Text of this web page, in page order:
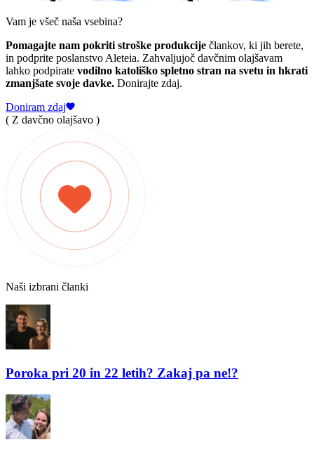
Vam je všeč naša vsebina?
Pomagajte nam pokriti stroške produkcije člankov, ki jih berete,
in podprite poslanstvo Aleteia. Zahvaljujoč davčnim olajšavam
lahko podpirate vodilno katoliško spletno stran na svetu in hkrati
zmanjšate svoje davke. Donirajte zdaj.
Doniram zdaj
( Z davčno olajšavo )
Naši izbrani članki
Poroka pri 20 in 22 letih? Zakaj pa ne!?